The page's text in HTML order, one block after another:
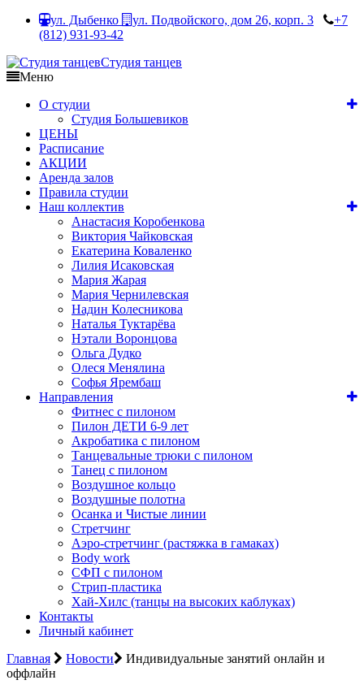
ул. Дыбенко ул. Подвойского, дом 26, корп. 3
+7
(812) 931-93-42
Студия танцев
Меню
О студии
Студия Большевиков
ЦЕНЫ
Расписание
АКЦИИ
Аренда залов
Правила студии
Наш коллектив
Анастасия Коробенкова
Виктория Чайковская
Екатерина Коваленко
Лилия Исаковская
Мария Жарая
Мария Чернилевская
Надин Колесникова
Наталья Туктарёва
Нэтали Воронцова
Ольга Дудко
Олеся Менялина
Софья Ярембаш
Направления
Фитнес с пилоном
Пилон ДЕТИ 6-9 лет
Акробатика с пилоном
Танцевальные трюки с пилоном
Танец с пилоном
Воздушное кольцо
Воздушные полотна
Осанка и Чистые линии
Стретчинг
Аэро-стретчинг (растяжка в гамаках)
Body work
СФП с пилоном
Стрип-пластика
Хай-Хилс (танцы на высоких каблуках)
Контакты
Личный кабинет
Главная
Новости
Индивидуальные занятий онлайн и
оффлайн